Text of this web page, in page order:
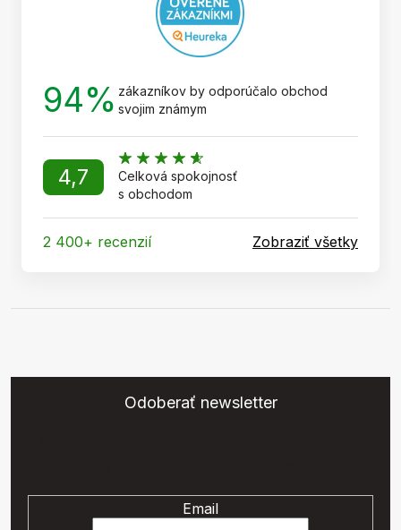
94% zákazníkov by odporúčalo obchod
svojim známym
4,7
Celková spokojnosť
s obchodom
2 400+ recenzií Zobraziť všetky
Odoberať newsletter
Email